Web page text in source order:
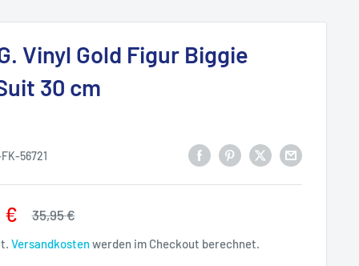
Vinyl Gold Figur Biggie
30 cm
56721
€ Normalpreis
35,95 €
Versandkostenwerden im Checkout berechnet.